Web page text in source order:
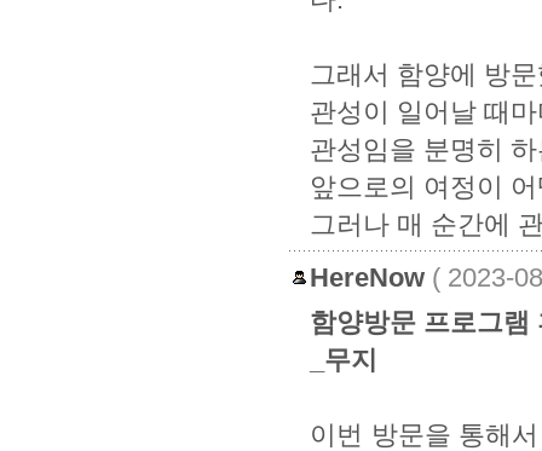
그래서 함양에 방
관성이 일어날 때
관성임을 분명히
앞으로의 여정이
그러나 매 순간에
HereNow ( 2023-
함양방문 프로그램
_무지
이번 방문을 통해